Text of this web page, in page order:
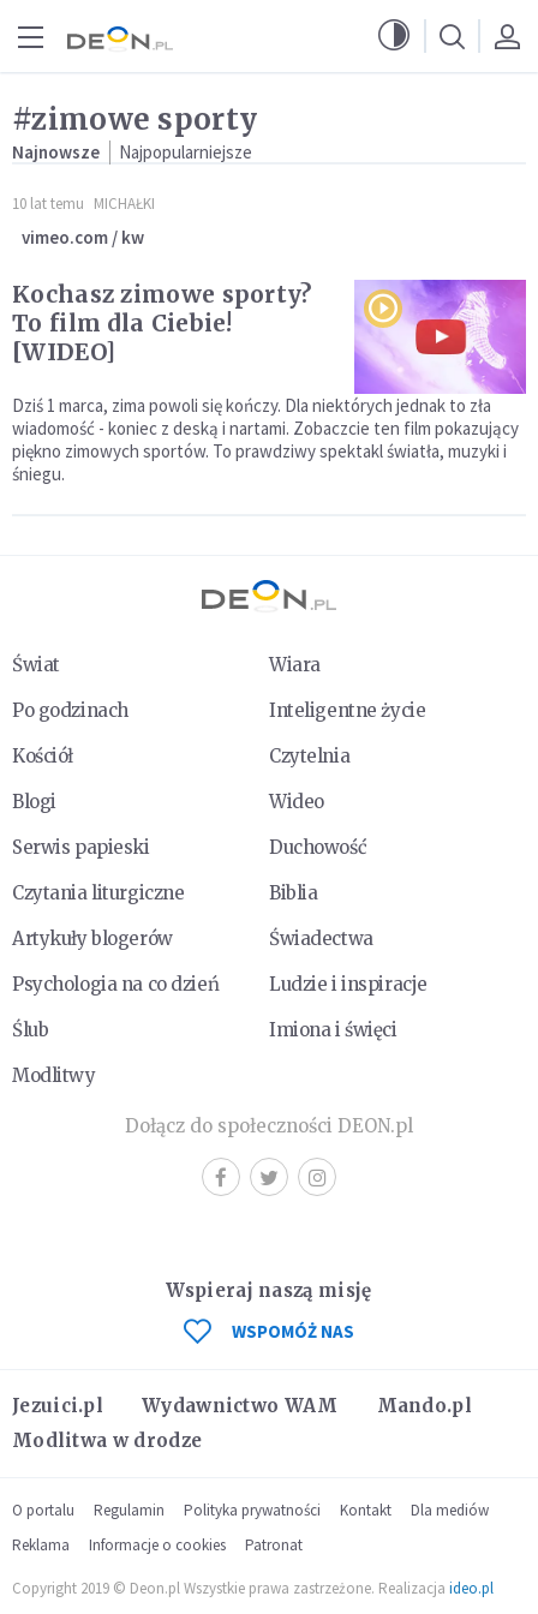
#zimowe sporty
Najnowsze Najpopularniejsze
10 lat temu MICHAŁKI
vimeo.com / kw
Kochasz zimowe sporty?
To film dla Ciebie!
[WIDEO]
Dziś 1 marca, zima powoli się kończy. Dla niektórych jednak to zła
wiadomość - koniec z deską i nartami. Zobaczcie ten film pokazujący
piękno zimowych sportów. To prawdziwy spektakl światła, muzyki i
śniegu.
Świat
Wiara
Po godzinach
Inteligentne życie
Kościół
Czytelnia
Blogi
Wideo
Serwis papieski
Duchowość
Czytania liturgiczne
Biblia
Artykuły blogerów
Świadectwa
Psychologia na co dzień
Ludzie i inspiracje
Ślub
Imiona i święci
Modlitwy
Dołącz do społeczności DEON.pl
Jezuici.pl Wydawnictwo WAM
Mando.pl
Modlitwa w drodze
Wspieraj naszą misję
WSPOMÓŻ NAS
O portalu Regulamin Polityka prywatności Kontakt
Dla mediów
Reklama
Informacje o cookies Patronat
Copyright 2019 © Deon.pl Wszystkie prawa zastrzeżone. Realizacja ideo.pl